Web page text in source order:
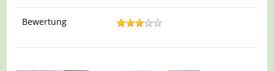
Bewertung